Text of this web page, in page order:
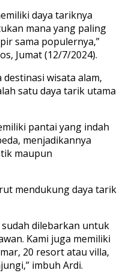
daya tariknya
mana yang paling
sama populernya,”
Jumat (12/7/2024).
wisata alam,
satu daya tarik utama
pantai yang indah
menjadikannya
maupun
mendukung daya tarik
dilebarkan untuk
Kami juga memiliki
20 resort atau villa,
imbuh Ardi.